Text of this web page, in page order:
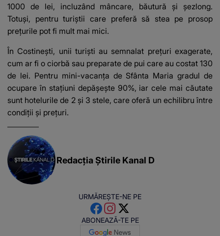
1000 de lei, incluzând mâncare, băutură și șezlong.
Totuși, pentru turiștii care preferă să stea pe prosop
prețurile pot fi mult mai mici.
În Costinești, unii turiști au semnalat prețuri exagerate,
cum ar fi o ciorbă sau preparate de pui care au costat 130
de lei. Pentru mini-vacanța de Sfânta Maria gradul de
ocupare în stațiuni depășește 90%, iar cele mai căutate
sunt hotelurile de 2 și 3 stele, care oferă un echilibru între
condiții și prețuri.
Redacția Știrile Kanal D
URMĂREȘTE-NE PE
ABONEAZĂ-TE PE